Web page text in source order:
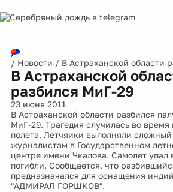
/ Новости / В Астраханской области
В Астраханской
разбился МиГ-29
23 июня 2011
В Астраханской области разбился
МиГ-29. Трагедия случилась во время
полета. Летчяики выполняли
журналистам в Государственном
центре имени Чкалова. Самолет упал
погибли. Сообщается, что
предназначался для оснащения
"АДМИРАЛ ГОРШКОВ".